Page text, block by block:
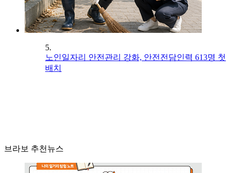
5.
노인일자리 안전관리 강화, 안전전담인력 613명 첫
배치
브라보 추천뉴스